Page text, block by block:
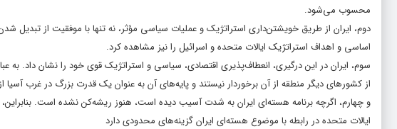
محسوب می‌شود.
دوم، ایران از طریق خویشتن‌داری استراتژیک و عملیات سیاسی مؤثر، نه تنها با موفقیت از تبدیل
اساسی و اهداف استراتژیک ایالات متحده و اسرائیل را نیز مشاهده کرد.
سوم، ایران در این درگیری، انعطاف‌پذیری اقتصادی، سیاسی و استراتژیک قوی‌ خود را نشان داد.
از کشورهای دیگر منطقه از آن برخوردار نیستند و پایه‌های آن به عنوان یک قدرت بزرگ در غرب آسیا
و چهارم، اگرچه برنامه هسته‌ای ایران به شدت آسیب دیده است، هنوز ریشه‌کن نشده است.
ایالات متحده در رابطه با موضوع هسته‌ای ایران گزینه‌های محدودی دارد